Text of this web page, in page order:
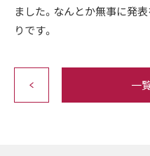
ました。なんとか無事に発
りです。
一